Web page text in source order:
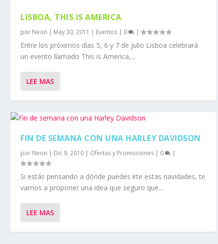
LISBOA, THIS IS AMERICA
por Neon | May 30, 2011 | Eventos | 0 |
Entre los próximos días 5, 6 y 7 de julio Lisboa celebrará
un evento llamado This is America,...
LEE MAS
FIN DE SEMANA CON UNA HARLEY DAVIDSON
por Neon | Dic 9, 2010 | Ofertas y Promociones | 0 |
Si estás pensando a dónde puedes irte estas navidades, te
vamos a proponer una idea que seguro que...
LEE MAS